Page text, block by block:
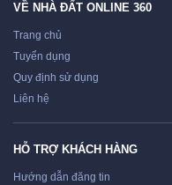
VỀ NHÀ ĐẤT ONLINE 360
Trang chủ
Tuyển dụng
Quy định sử dụng
Liên hệ
HỖ TRỢ KHÁCH HÀNG
Hướng dẫn đăng tin